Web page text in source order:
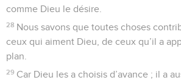
comme Dieu le désire.
28 Nous savons que toutes choses
ceux qui aiment Dieu, de ceux qu’il a
plan.
29 Car Dieu les a choisis d’avance ; il a